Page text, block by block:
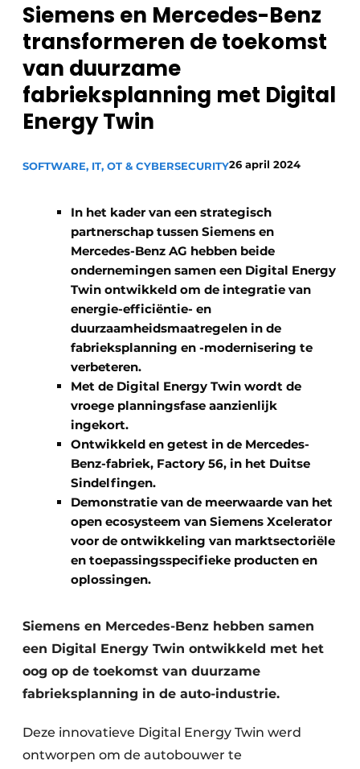
Podcasts
Privacy / Cookie statement
Vacature aanmelden
Vacatures
Video’s
Siemens en Mercedes-Benz
transformeren de toekomst
van duurzame
fabrieksplanning met Digital
Energy Twin
SOFTWARE, IT, OT & CYBERSECURITY26 april 2024
In het kader van een strategisch
partnerschap tussen Siemens en
Mercedes-Benz AG hebben beide
ondernemingen samen een Digital Energy
Twin ontwikkeld om de integratie van
energie-efficiëntie- en
duurzaamheidsmaatregelen in de
fabrieksplanning en -modernisering te
verbeteren.
Met de Digital Energy Twin wordt de
vroege planningsfase aanzienlijk
ingekort.
Ontwikkeld en getest in de Mercedes-
Benz-fabriek, Factory 56, in het Duitse
Sindelfingen.
Demonstratie van de meerwaarde van het
open ecosysteem van Siemens Xcelerator
voor de ontwikkeling van marktsectoriële
en toepassingsspecifieke producten en
oplossingen.
Siemens en Mercedes-Benz hebben samen
een Digital Energy Twin ontwikkeld met het
oog op de toekomst van duurzame
fabrieksplanning in de auto-industrie.
Deze innovatieve Digital Energy Twin werd
ontworpen om de autobouwer te